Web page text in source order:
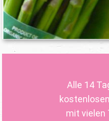
Alle 14
mit vielen